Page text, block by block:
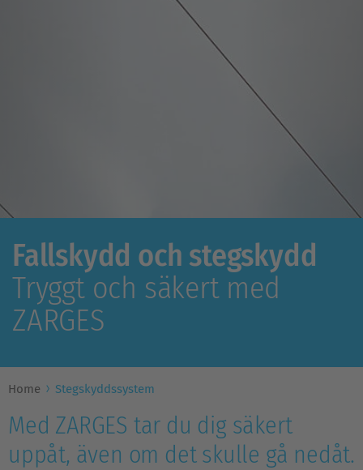
Fallskydd och stegskydd
Tryggt och säkert med
ZARGES
Home Stegskyddssystem
Med ZARGES tar du dig säkert
uppåt, även om det skulle gå nedåt.